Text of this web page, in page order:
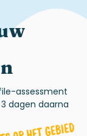
assessment
dagen daarna